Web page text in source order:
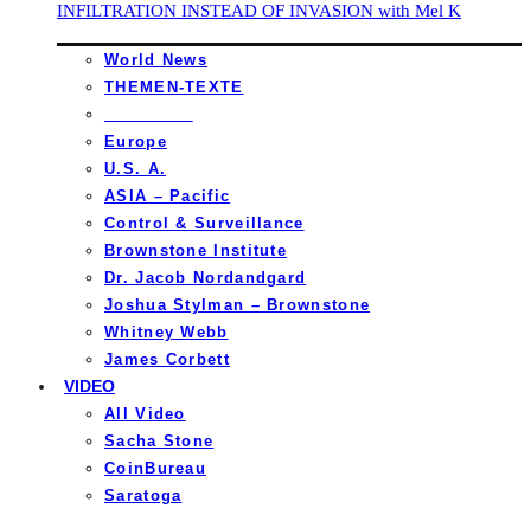
INFILTRATION INSTEAD OF INVASION with Mel K
World News
THEMEN-TEXTE
Europe
U.S. A.
ASIA – Pacific
Control & Surveillance
Brownstone Institute
Dr. Jacob Nordandgard
Joshua Stylman – Brownstone
Whitney Webb
James Corbett
VIDEO
All Video
Sacha Stone
CoinBureau
Saratoga